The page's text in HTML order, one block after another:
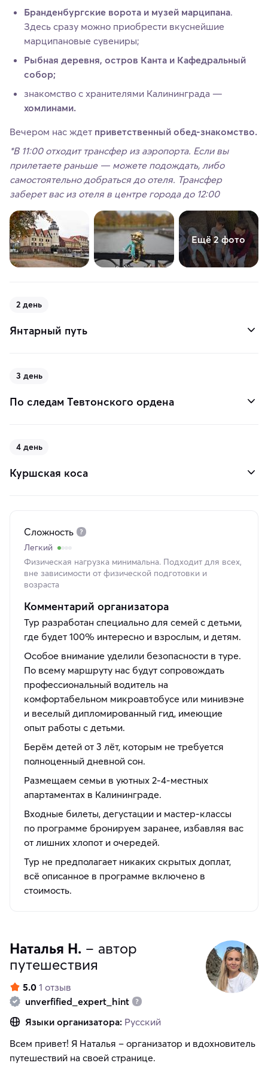
Бранденбургские ворота и музей марципана.
Здесь сразу можно приобрести вкуснейшие
марципановые сувениры;
Рыбная деревня, остров Канта и Кафедральный
собор;
знакомство с хранителями Калининграда —
хомлинами.
Вечером нас ждет приветственный обед-знакомство.
*В 11:00 отходит трансфер из аэропорта. Если вы
прилетаете раньше — можете подождать, либо
самостоятельно добраться до отеля. Трансфер
заберет вас из отеля в центре города до 12:00
Ещё 2 фото
2 день
Янтарный путь
3 день
По следам Тевтонского ордена
4 день
Куршская коса
Сложность
Легкий
Физическая нагрузка минимальна. Подходит для всех,
вне зависимости от физической подготовки и
возраста
Комментарий организатора
Тур разработан специально для семей с детьми,
где будет 100% интересно и взрослым, и детям.
Особое внимание уделили безопасности в туре.
По всему маршруту нас будут сопровождать
профессиональный водитель на
комфортабельном микроавтобусе или минивэне
и веселый дипломированный гид, имеющие
опыт работы с детьми.
Берём детей от 3 лёт, которым не требуется
полноценный дневной сон.
Размещаем семьи в уютных 2-4-местных
апартаментах в Калининграде.
Входные билеты, дегустации и мастер-классы
по программе бронируем заранее, избавляя вас
от лишних хлопот и очередей.
Тур не предполагает никаких скрытых доплат,
всё описанное в программе включено в
стоимость.
Наталья Н. – автор
путешествия
5.0 1 отзыв
unverfified_expert_hint
Языки организатора: Русский
Всем привет! Я Наталья – организатор и вдохновитель
путешествий на своей странице.